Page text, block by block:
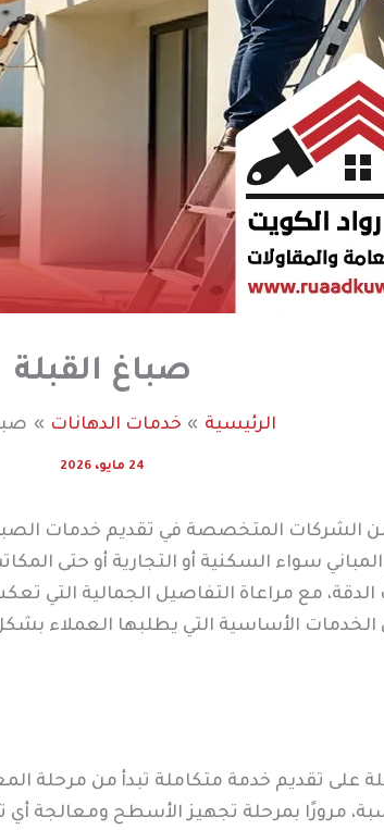
صباغ القبلة
الرئيسية خدمات الدهانات
24 مايو، 2026
الشركات المتخصصة في تقديم خدمات
سواء السكنية أو التجارية أو حتى
الدقة، مع مراعاة التفاصيل الجمالية التي
الأساسية التي يطلبها العملاء
على تقديم خدمة متكاملة تبدأ من مرحلة
مرورًا بمرحلة تجهيز الأسطح ومعالجة